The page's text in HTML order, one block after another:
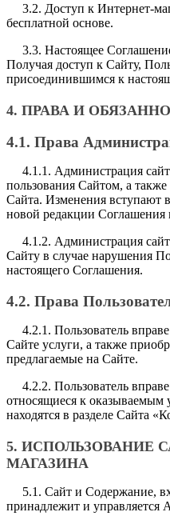
3.2. Доступ к Интернет-
бесплатной основе.
3.3. Настоящее
Получая доступ к Сайту,
присоединившимся к
4. ПРАВА И
4.1. Права
4.1.1. Администрация
пользования Сайтом, а
Сайта. Изменения вступают
новой редакции Соглашения
4.1.2. Администрация
Сайту в случае нарушения
настоящего Соглашения.
4.2. Права
4.2.1. Пользователь
Сайте услуги, а также
предлагаемые на Сайте.
4.2.2. Пользователь
относящиеся к оказываемым
находятся в разделе Сайта
5. ИСПОЛЬЗОВАНИЕ
МАГАЗИНА
5.1. Сайт и Содержание,
принадлежит и управляется